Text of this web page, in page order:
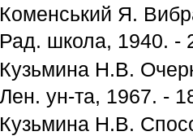
Коменський Я.
Рад. школа, 1940. -
Кузьмина Н.В.
Лен. ун-та, 1967. -
Кузьмина Н.В.